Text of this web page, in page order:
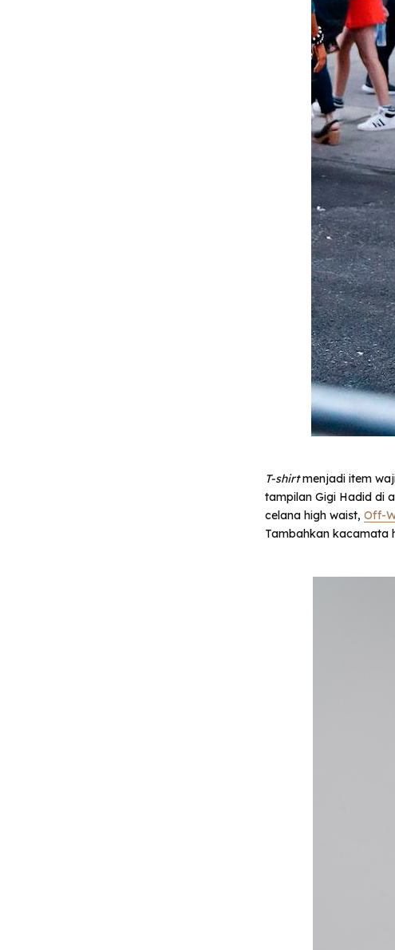
T-shirtmenjadi item
tampilan Gigi Hadid di
celana high waist, Off-
Tambahkan kacamata